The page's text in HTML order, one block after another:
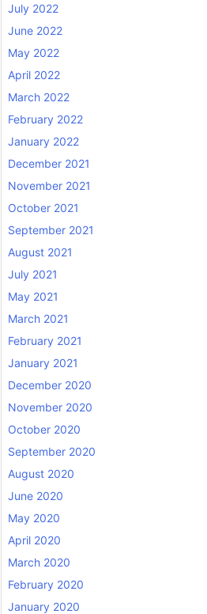
July 2022
June 2022
May 2022
April 2022
March 2022
February 2022
January 2022
December 2021
November 2021
October 2021
September 2021
August 2021
July 2021
May 2021
March 2021
February 2021
January 2021
December 2020
November 2020
October 2020
September 2020
August 2020
June 2020
May 2020
April 2020
March 2020
February 2020
January 2020